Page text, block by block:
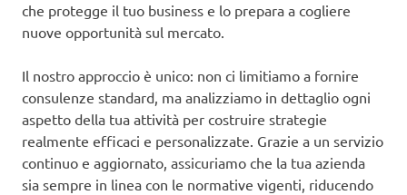
che protegge il tuo business e lo prepara a cogliere
nuove opportunità sul mercato.
Il nostro approccio è unico: non ci limitiamo a fornire
consulenze standard, ma analizziamo in dettaglio ogni
aspetto della tua attività per costruire strategie
realmente efficaci e personalizzate. Grazie a un servizio
continuo e aggiornato, assicuriamo che la tua azienda
sia sempre in linea con le normative vigenti, riducendo